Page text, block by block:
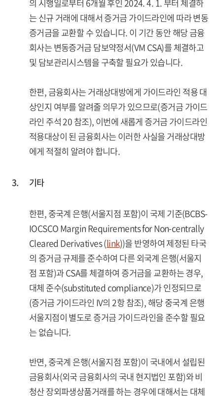
의 시행일로부터 6개월 후인 2024. 4. 1. 부터 체결하
는 신규 거래에 대해서 증거금 가이드라인에 따라 변동
증거금을 교환할 수 있습니다. 이 기간 동안 해당 금융
회사는 변동증거금 담보약정서(VM CSA)를 체결하고
및 담보관리시스템을 구축할 필요가 있습니다.
한편, 금융회사는 거래상대방에게 가이드라인 적용 대
상인지 여부를 알려줄 의무가 있으므로(증거금 가이드
라인 주석 20 참조), 이번에 새롭게 증거금 가이드라인
적용대상이 된 금융회사는 이러한 사실을 거래상대방
에게 적절히 알려야 합니다.
3. 기타
한편, 중국계 은행(서울지점 포함)이 국제 기준(BCBS-
IOCSCO Margin Requirements for Non-centrally
Cleared Derivatives (link))을 반영하여 제정된 타국
의 증거금 규제를 준수하여 다른 외국계 은행(서울지
점 포함)과 CSA를 체결하여 증거금을 교환하는 경우,
대체 준수(substituted compliance)가 인정되므로
(증거금 가이드라인 IV의 2항 참조), 해당 중국계 은행
서울지점이 별도로 증거금 가이드라인을 준수할 필요
는 없습니다.
반면, 중국계 은행(서울지점 포함)이 국내에서 설립된
금융회사(외국 금융회사의 국내 현지법인 포함)와 비
청산 장외파생상품거래를 하는 경우에 대해서는 대체